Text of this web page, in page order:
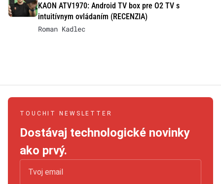
KAON ATV1970: Android TV box pre O2 TV s
intuitívnym ovládaním (RECENZIA)
Roman Kadlec
TOUCHIT NEWSLETTER
Dostávaj technologické novinky
ako prvý.